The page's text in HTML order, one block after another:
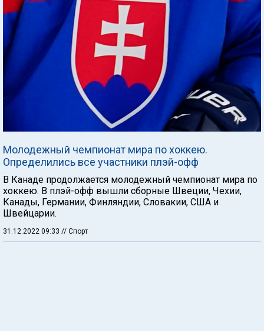
Молодежный чемпионат мира по хоккею.
Определились все участники плэй-офф
В Канаде продолжается молодежный чемпионат мира по
хоккею. В плэй-офф вышли сборные Швеции, Чехии,
Канады, Германии, Финляндии, Словакии, США и
Швейцарии.
31.12.2022 09:33 // Спорт